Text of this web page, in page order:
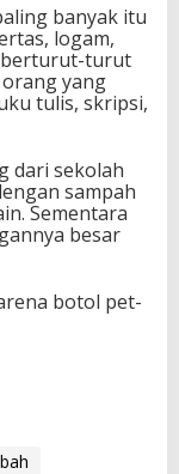
banyak itu
logam,
berturut-turut
yang
tulis, skripsi,
dari sekolah
sampah
Sementara
besar
botol pet-